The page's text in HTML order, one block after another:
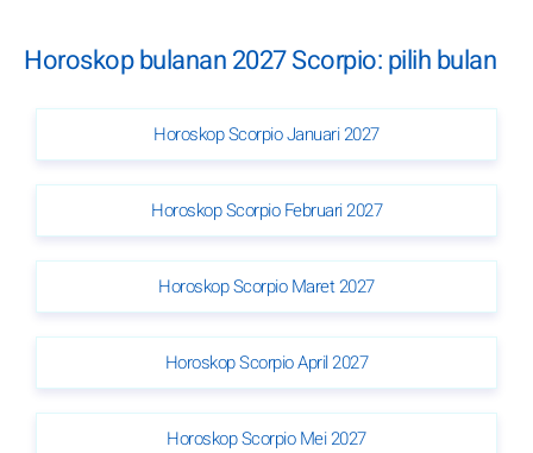
Horoskop bulanan 2027 Scorpio: pilih bulan
Horoskop Scorpio Januari 2027
Horoskop Scorpio Februari 2027
Horoskop Scorpio Maret 2027
Horoskop Scorpio April 2027
Horoskop Scorpio Mei 2027